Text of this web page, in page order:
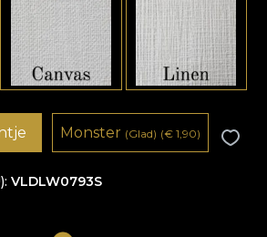
VLDLW0793S
Monster (Glad) (€ 1,90)